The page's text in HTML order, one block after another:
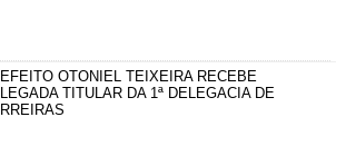
OTONIEL TEIXEIRA RECEBE
TITULAR DA 1ª DELEGACIA DE